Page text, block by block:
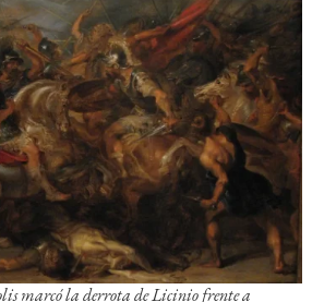
marcó la derrota de Licinio frente a